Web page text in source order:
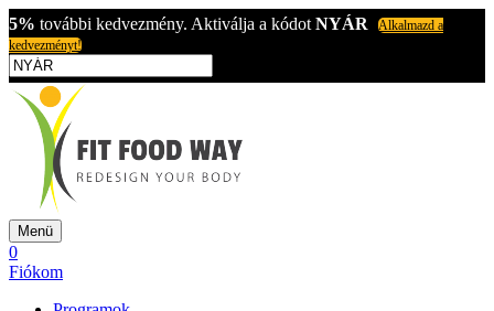
5% további kedvezmény. Aktiválja a kódot NYÁR
Alkalmazd a
kedvezményt!
Menü
0
Fiókom